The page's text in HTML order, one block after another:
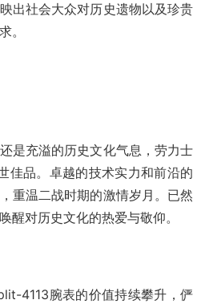
出社会大众对历史遗物以及珍贵
。
是充溢的历史文化气息，劳力士
佳品。卓越的技术实力和前沿的
重温二战时期的激情岁月。已然
醒对历史文化的热爱与敬仰。
4113腕表的价值持续攀升，俨